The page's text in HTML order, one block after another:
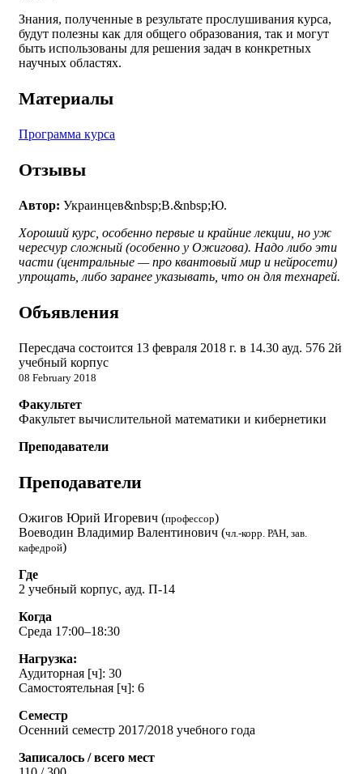
Знания, полученные в результате прослушивания курса,
будут полезны как для общего образования, так и могут
быть использованы для решения задач в конкретных
научных областях.
Материалы
Программа курса
Отзывы
Автор: Украинцев&nbsp;В.&nbsp;Ю.
Хороший курс, особенно первые и крайние лекции, но уж
чересчур сложный (особенно у Ожигова). Надо либо эти
части (центральные — про квантовый мир и нейросети)
упрощать, либо заранее указывать, что он для технарей.
Объявления
Пересдача состоится 13 февраля 2018 г. в 14.30 ауд. 576 2й
учебный корпус
08 February 2018
Факультет
Факультет вычислительной математики и кибернетики
Преподаватели
Преподаватели
Ожигов Юрий Игоревич (профессор)
Воеводин Владимир Валентинович (чл.-корр. РАН, зав.
кафедрой)
Где
2 учебный корпус, ауд. П-14
Когда
Среда 17:00–18:30
Нагрузка:
Аудиторная [ч]: 30
Самостоятельная [ч]: 6
Семестр
Осенний семестр 2017/2018 учебного года
Записалось / всего мест